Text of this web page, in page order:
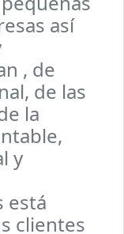
así
, de
de las
la
y
está
clientes